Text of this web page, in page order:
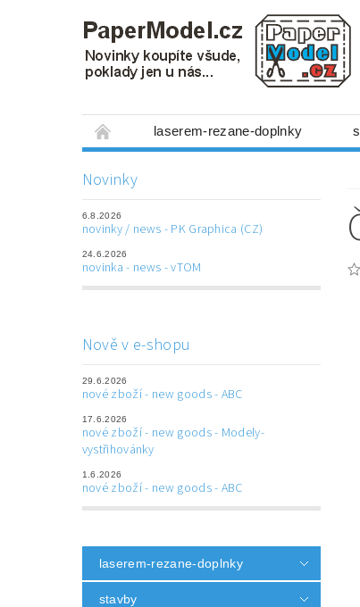
laserem-rezane-doplnky
laserem řezané doplňky 3D
Napište nám Obchodní podmínky
Novinky
6.8.2026
novinky / news - PK Graphica (CZ)
24.6.2026
novinka - news - vTOM
Nově v e-shopu
29.6.2026
nové zboží - new goods - ABC
17.6.2026
nové zboží - new goods - Modely-
vystřihovánky
1.6.2026
nové zboží - new goods - ABC
laserem-rezane-doplnky
stavby